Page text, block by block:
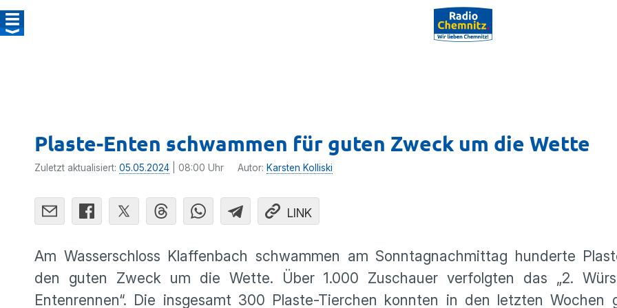
Plaste-Enten schwammen für guten Zweck um die Wette
Zuletzt aktualisiert: 05.05.2024 | 08:00 Uhr Autor: Karsten Kolliski
LINK
Am Wasserschloss Klaffenbach schwammen am Sonntagnachmittag hunderte
den guten Zweck um die Wette. Über 1.000 Zuschauer verfolgten das „2.
Entenrennen“. Die insgesamt 300 Plaste-Tierchen konnten in den letzten Wochen